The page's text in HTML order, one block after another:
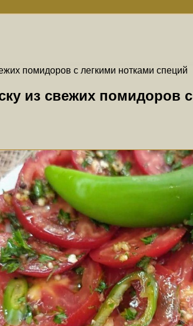
помидоров с легкими нотками специй
из свежих помидоров